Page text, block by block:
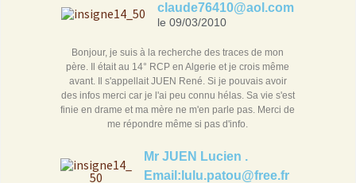
claude76410@aol.com
le 09/03/2010
Bonjour, je suis à la recherche des traces de mon
père. Il était au 14° RCP en Algerie et je crois même
avant. Il s'appellait JUEN René. Si je pouvais avoir
des infos merci car je l'ai peu connu hélas. Sa vie s'est
finie en drame et ma mère ne m'en parle pas. Merci de
me répondre même si pas d'info.
Mr JUEN Lucien .
Email:lulu.patou@free.fr